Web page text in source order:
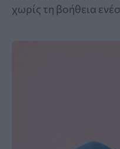
χωρίς τη βοήθεια